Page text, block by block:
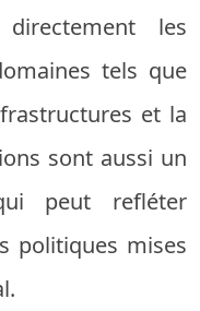
les
tels que
et la
sont aussi un
peut refléter
politiques mises